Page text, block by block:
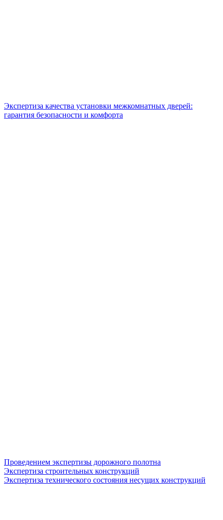
Экспертиза качества установки межкомнатных дверей:
гарантия безопасности и комфорта
Проведением экспертизы дорожного полотна
Экспертиза строительных конструкций
Экспертиза технического состояния несущих конструкций